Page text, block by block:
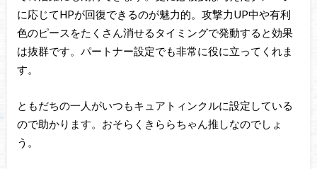
に応じてHPが回復できるのが魅力的。攻撃力UP中や有利
色のピースをたくさん消せるタイミングで発動すると効果
は抜群です。パートナー設定でも非常に役に立ってくれま
す。
ともだちの一人がいつもキュアトィンクルに設定している
ので助かります。おそらくきららちゃん推しなのでしょ
う。